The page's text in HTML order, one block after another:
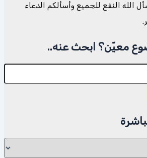
الله النفع للجميع وأسألكم الدعاء
معيّن؟ ابحث عنه..